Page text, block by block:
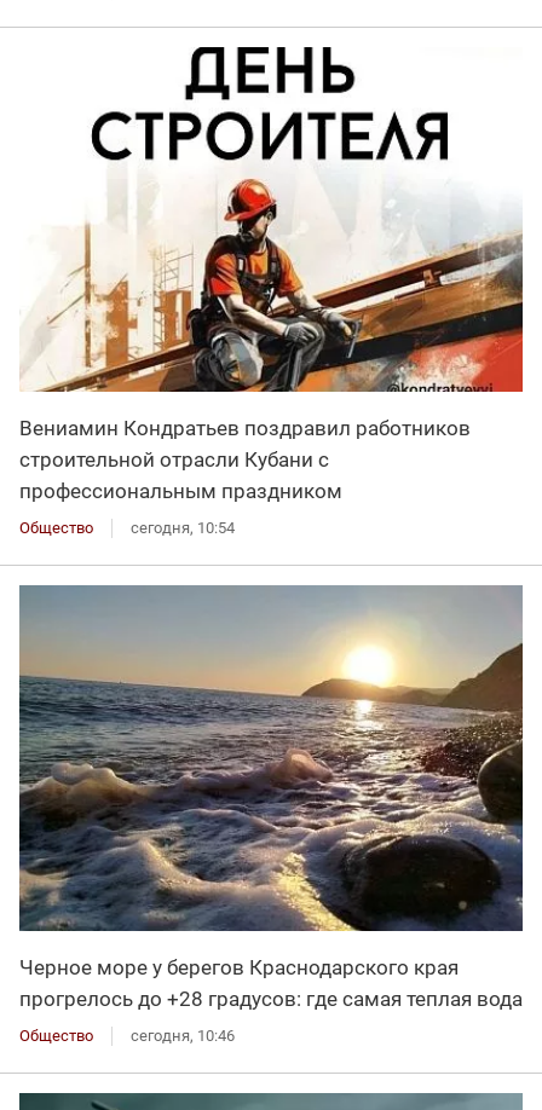
Вениамин Кондратьев поздравил работников
строительной отрасли Кубани с
профессиональным праздником
Общество сегодня, 10:54
Черное море у берегов Краснодарского края
прогрелось до +28 градусов: где самая теплая вода
Общество сегодня, 10:46